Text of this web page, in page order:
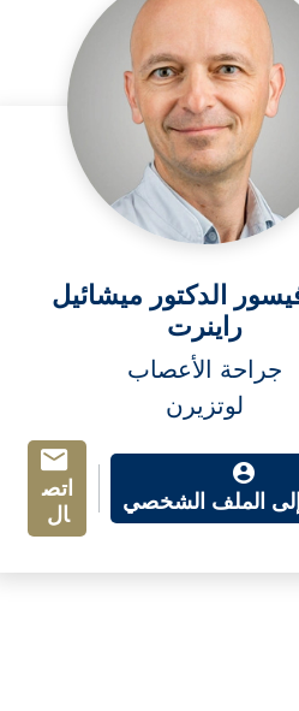
الدكتور ميشائيل
راينرت
جراحة الأعصاب
لوتزيرن
إلى الملف الشخصي
اتص
ال